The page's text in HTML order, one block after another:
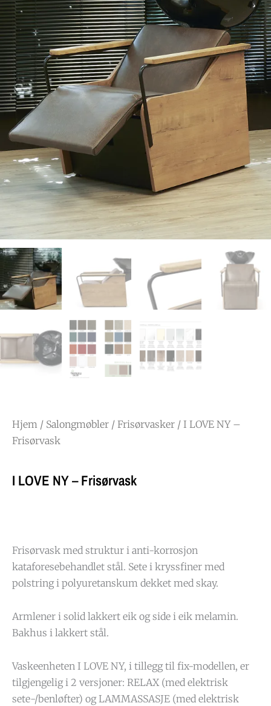
Hjem / Salongmøbler / Frisørvasker / I LOVE NY –
Frisørvask
I LOVE NY – Frisørvask
Frisørvask med struktur i anti-korrosjon
kataforesebehandlet stål. Sete i kryssfiner med
polstring i polyuretanskum dekket med skay.
Armlener i solid lakkert eik og side i eik melamin.
Bakhus i lakkert stål.
Vaskeenheten I LOVE NY, i tillegg til fix-modellen, er
tilgjengelig i 2 versjoner: RELAX (med elektrisk
sete-/benløfter) og LAMMASSASJE (med elektrisk